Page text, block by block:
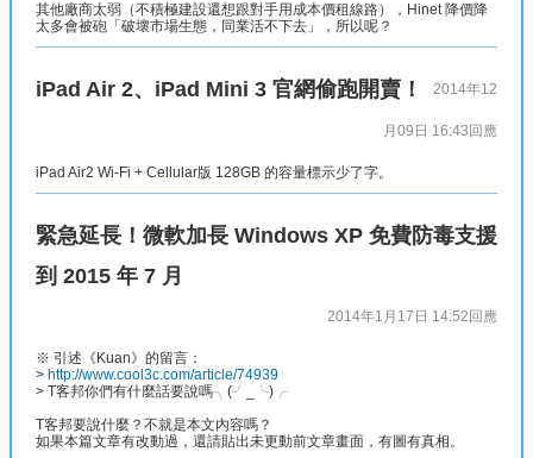
其他廠商太弱（不積極建設還想跟對手用成本價租線路），Hinet 降價降
太多會被砲「破壞市場生態，同業活不下去」，所以呢？
iPad Air 2、iPad Mini 3 官網偷跑開賣！ 2014年12
月09日 16:43 回應
iPad Air2 Wi-Fi + Cellular版 128GB 的容量標示少了字。
緊急延長！微軟加長 Windows XP 免費防毒支援
到 2015 年 7 月
2014年1月17日 14:52 回應
※ 引述《Kuan》的留言：
> http://www.cool3c.com/article/74939
> T客邦你們有什麼話要說嗎╮(╯_╰)╭
T客邦要說什麼？不就是本文內容嗎？
如果本篇文章有改動過，還請貼出未更動前文章畫面，有圖有真相。